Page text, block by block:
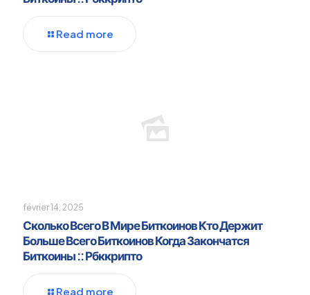
Read more
février 14, 2025
Сколько Всего В Мире Биткоинов Кто Держит
Больше Всего Биткоинов Когда Закончатся
Биткоины :: Рбккрипто
Read more